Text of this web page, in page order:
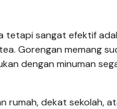
tetapi sangat efektif
Gorengan memang
dengan minuman
rumah, dekat sekolah,